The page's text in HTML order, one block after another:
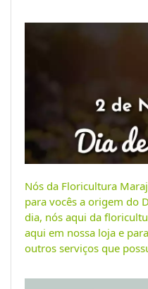
Nós da Floricultura
para vocês a origem do
dia, nós aqui da
aqui em nossa loja e
outros serviços que